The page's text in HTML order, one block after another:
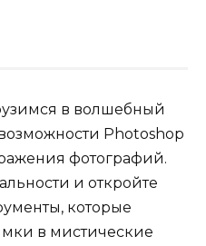
в волшебный
Photoshop
фотографий.
и откройте
которые
в мистические